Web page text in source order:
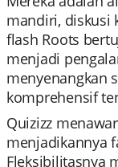
mandiri, diskusi
flash Roots
menjadi
menyenangkan
komprehensif
Quizizz
menjadikannya
Fleksibilitasnya